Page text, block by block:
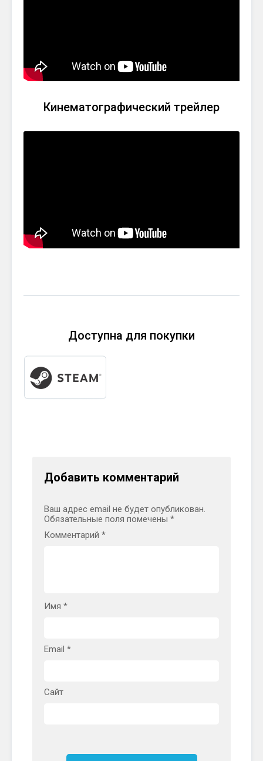
Кинематографический трейлер
Доступна для покупки
Добавить комментарий
Ваш адрес email не будет опубликован.
Обязательные поля помечены *
Комментарий *
Имя *
Email *
Сайт